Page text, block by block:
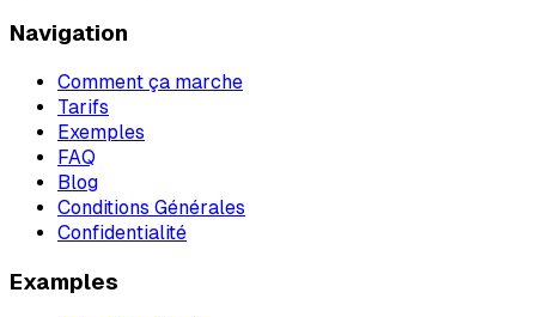
Navigation
Comment ça marche
Tarifs
Exemples
FAQ
Blog
Conditions Générales
Confidentialité
Examples